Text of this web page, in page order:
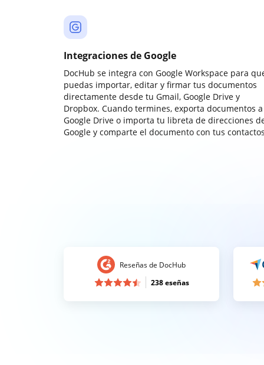
Integraciones de Google
DocHub se integra con Google Workspace para
puedas importar, editar y firmar tus documentos
directamente desde tu Gmail, Google Drive y
Dropbox. Cuando termines, exporta documentos a
Google Drive o importa tu libreta de direcciones
Google y comparte el documento con tus
Reseñas de DocHub
238 eseñas